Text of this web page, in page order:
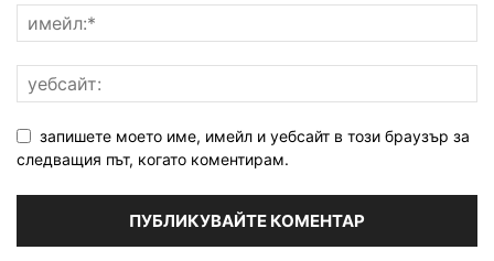
запишете моето име, имейл и уебсайт в този браузър за
следващия път, когато коментирам.